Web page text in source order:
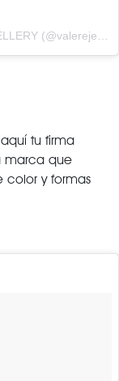
tu firma
marca que
color y formas